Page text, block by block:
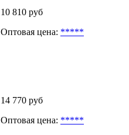
10 810 руб
Оптовая цена: *****
14 770 руб
Оптовая цена: *****